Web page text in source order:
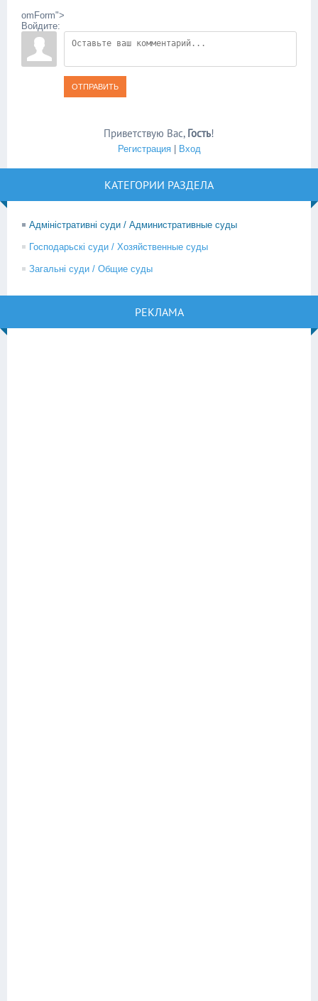
omForm">
Войдите:
ОТПРАВИТЬ
Приветствую Вас, Гость!
Регистрация| Вход
КАТЕГОРИИ РАЗДЕЛА
Адміністративні суди / Административные суды
Господарьскі суди / Хозяйственные суды
Загальні суди / Общие суды
РЕКЛАМА